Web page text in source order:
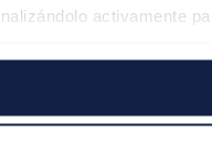
activamente
para personalizar el